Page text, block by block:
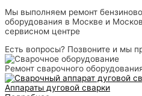
Мы выполняем ремонт
оборудования в Москве и
сервисном центре
Есть вопросы? Позвоните и мы
Ремонт сварочного
Аппараты дуговой сварки